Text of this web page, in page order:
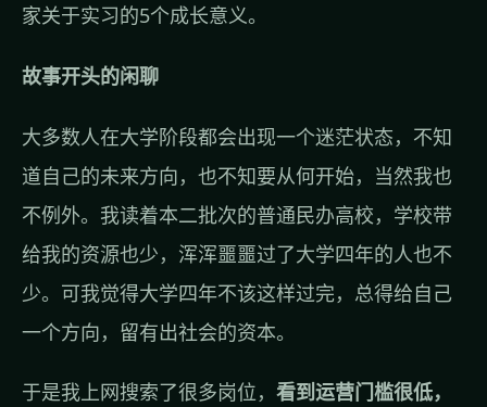
家关于实习的5个成长意义。
故事开头的闲聊
大多数人在大学阶段都会出现一个迷茫状态，不知
道自己的未来方向，也不知要从何开始，当然我也
不例外。我读着本二批次的普通民办高校，学校带
给我的资源也少，浑浑噩噩过了大学四年的人也不
少。可我觉得大学四年不该这样过完，总得给自己
一个方向，留有出社会的资本。
于是我上网搜索了很多岗位， 看到运营门槛很低，